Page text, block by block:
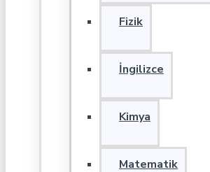
Fizik
İngilizce
Kimya
Matematik